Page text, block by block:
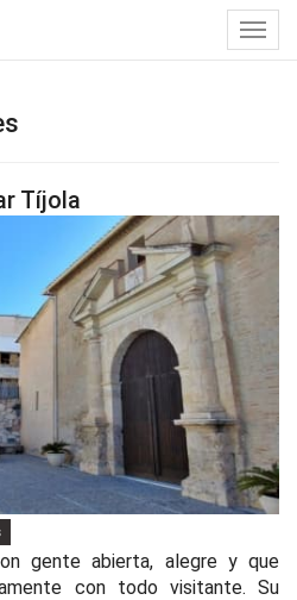
Tíjola
gente abierta, alegre y que
con todo visitante. Su